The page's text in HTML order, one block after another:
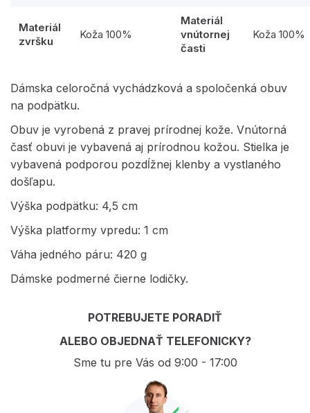
Materiál
zvršku
Koža 100%
Materiál
vnútornej
časti
Koža 100%
Dámska celoročná vychádzková a spoločenká obuv
na podpätku.
Obuv je vyrobená z pravej prírodnej kože. Vnútorná
časť obuvi je vybavená aj prírodnou kožou. Stielka je
vybavená podporou pozdĺžnej klenby a vystlaného
došľapu.
Výška podpätku: 4,5 cm
Výška platformy vpredu: 1 cm
Váha jedného páru: 420 g
Dámske podmerné čierne lodičky.
POTREBUJETE PORADIŤ
ALEBO OBJEDNAŤ TELEFONICKY?
Sme tu pre Vás od 9:00 - 17:00